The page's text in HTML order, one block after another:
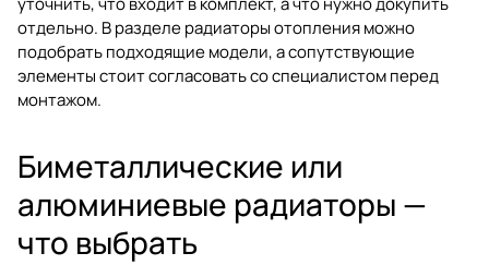
отдельно. В разделерадиаторы отопленияможно
подобрать подходящие модели, а сопутствующие
элементы стоит согласовать со специалистом перед
монтажом.
Биметаллические или
алюминиевые радиаторы —
что выбрать